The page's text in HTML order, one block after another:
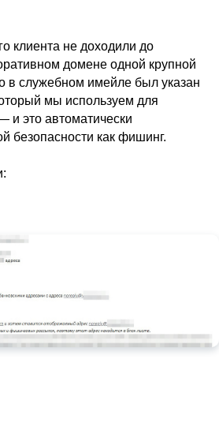
клиента не доходили до
домене одной крупной
в служебном имейле был указан
мы используем для
и это автоматически
безопасности как фишинг.